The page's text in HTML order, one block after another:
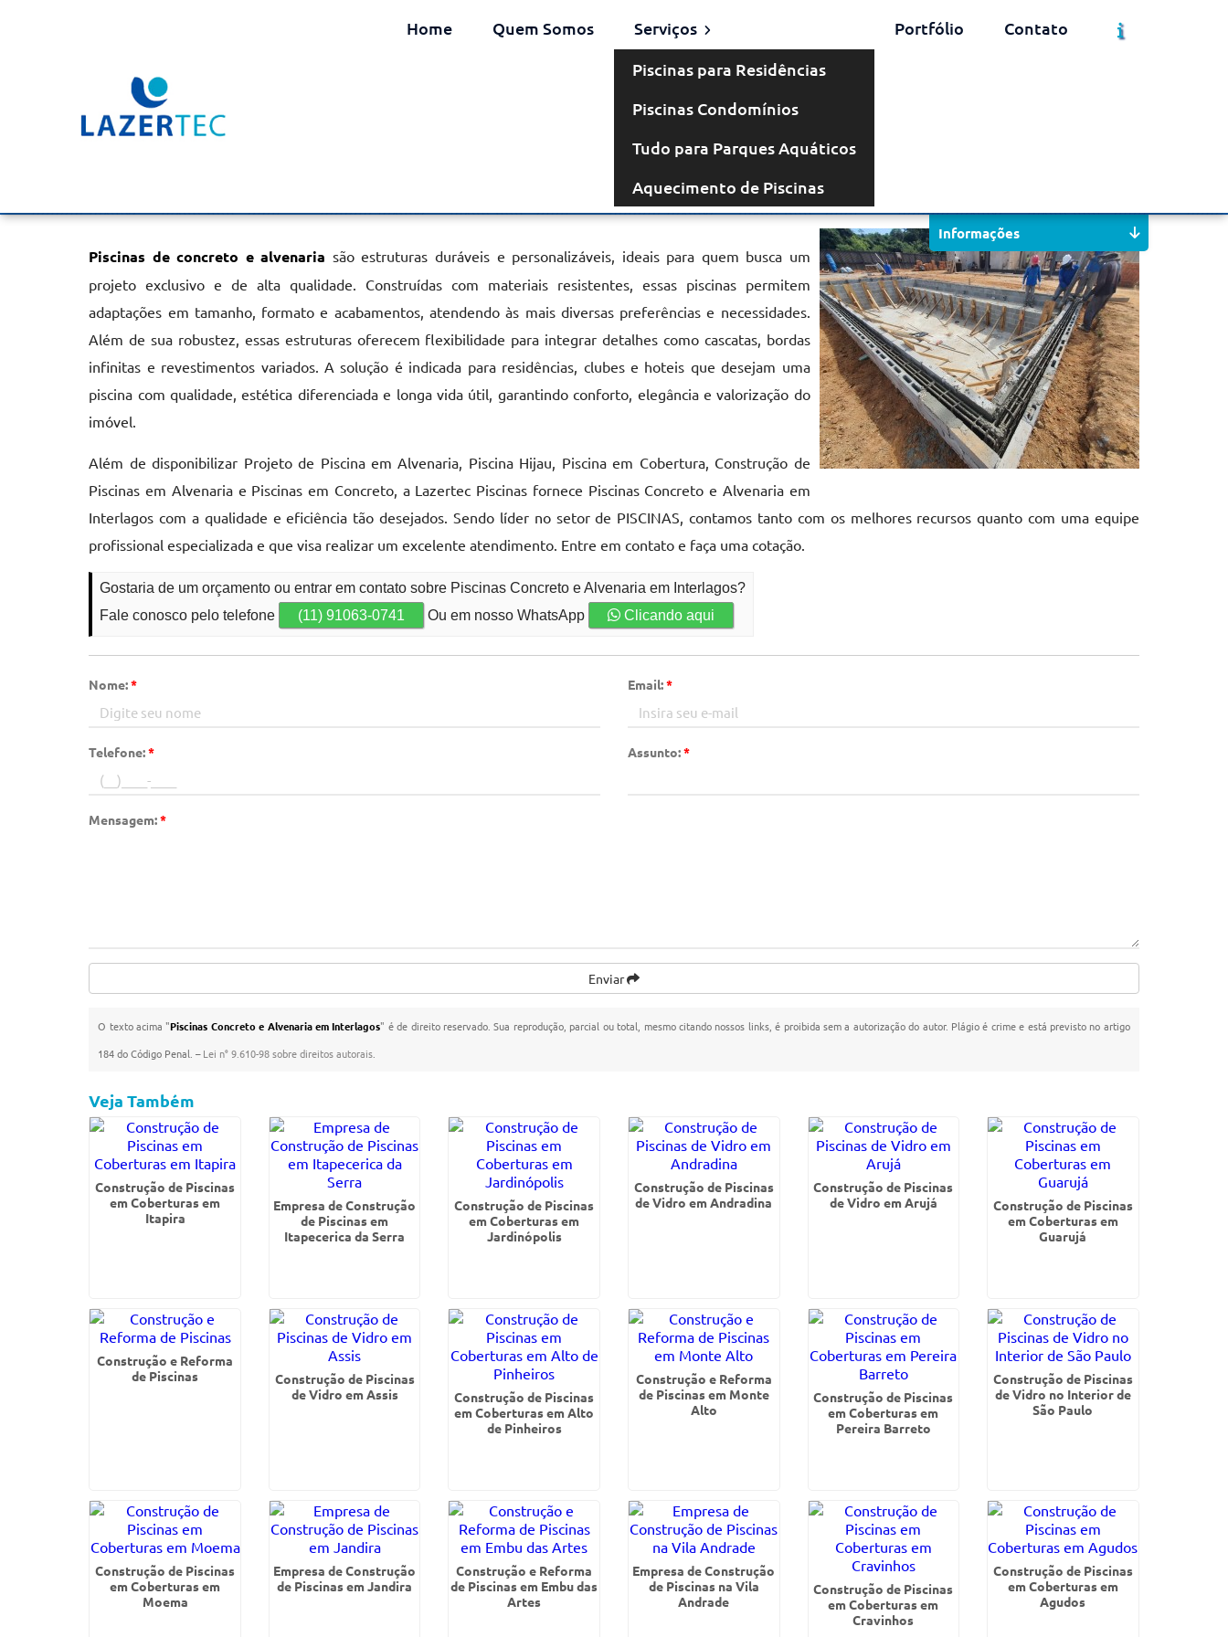
Home Quem Somos
Serviços
Piscinas para Residências
Piscinas Condomínios
Tudo para Parques Aquáticos
Aquecimento de Piscinas
Portfólio Contato
Piscinas Concreto e Alvenaria em
Solicite um Orçamento
Piscinas de concreto e alvenaria são estruturas duráveis e personalizáveis, ideais para quem busca um
projeto exclusivo e de alta qualidade. Construídas com materiais resistentes, essas piscinas permitem
adaptações em tamanho, formato e acabamentos, atendendo às mais diversas preferências e necessidades.
Além de sua robustez, essas estruturas oferecem flexibilidade para integrar detalhes como cascatas, bordas
infinitas e revestimentos variados. A solução é indicada para residências, clubes e hoteis que desejam uma
piscina com qualidade, estética diferenciada e longa vida útil, garantindo conforto, elegância e valorização do
imóvel.
Além de disponibilizar Projeto de Piscina em Alvenaria, Piscina Hijau, Piscina em Cobertura, Construção de
Piscinas em Alvenaria e Piscinas em Concreto, a Lazertec Piscinas fornece Piscinas Concreto e Alvenaria em
Interlagos com a qualidade e eficiência tão desejados. Sendo líder no setor de PISCINAS, contamos tanto com os melhores recursos quanto com uma equipe
profissional especializada e que visa realizar um excelente atendimento. Entre em contato e faça uma cotação.
Gostaria de um orçamento ou entrar em contato sobre Piscinas Concreto e Alvenaria em Interlagos?
Fale conosco pelo telefone
(11) 91063-0741 Ou em nosso WhatsApp Clicando aqui
Nome:* Email:*
Telefone:* Assunto:*
Mensagem:*
Enviar
O texto acima "Piscinas Concreto e Alvenaria em Interlagos" é de direito reservado. Sua reprodução, parcial ou total, mesmo citando nossos links, é proibida sem a autorização do autor. Plágio é crime e está previsto no artigo
184 do Código Penal. –Lei n° 9.610-98 sobre direitos autorais
Informações
Veja Também
Construção de Piscinas
em Coberturas em
Itapira
Empresa de Construção
de Piscinas em
Itapecerica da Serra
Construção de Piscinas
em Coberturas em
Jardinópolis
Construção de Piscinas
de Vidro em Andradina
Construção de Piscinas
de Vidro em Arujá
Construção de Piscinas
em Coberturas em
Guarujá
Construção e Reforma
de Piscinas
Construção de Piscinas
de Vidro em Assis
Construção de Piscinas
em Coberturas em Alto
de Pinheiros
Construção e Reforma
de Piscinas em Monte
Alto
Construção de Piscinas
em Coberturas em
Pereira Barreto
Construção de Piscinas
de Vidro no Interior de
São Paulo
Construção de Piscinas
em Coberturas em
Moema
Empresa de Construção
de Piscinas em Jandira
Construção e Reforma
de Piscinas em Embu das
Artes
Empresa de Construção
de Piscinas na Vila
Andrade
Construção de Piscinas
em Coberturas em
Cravinhos
Construção de Piscinas
em Coberturas em
Agudos